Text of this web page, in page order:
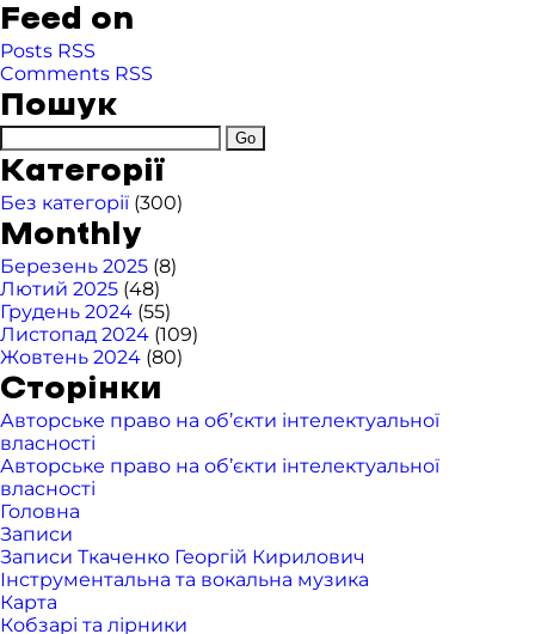
Feed on
Posts RSS
Comments RSS
Пошук
Категорії
Без категорії (300)
Monthly
Березень 2025 (8)
Лютий 2025 (48)
Грудень 2024 (55)
Листопад 2024 (109)
Жовтень 2024 (80)
Сторінки
Авторське право на об’єкти інтелектуальної
власності
Авторське право на об’єкти інтелектуальної
власності
Головна
Записи
Записи Ткаченко Георгій Кирилович
Інструментальна та вокальна музика
Карта
Кобзарі та лірники